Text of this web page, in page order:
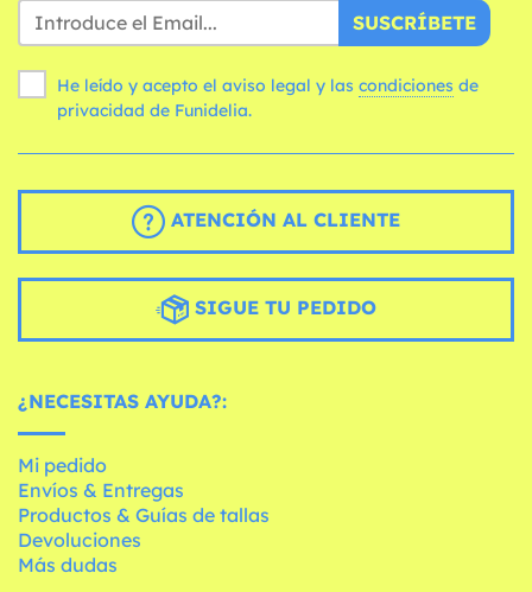
SUSCRÍBETE
He leído y acepto el aviso legal y las condiciones
privacidad de Funidelia.
ATENCIÓN AL CLIENTE
SIGUE TU PEDIDO
¿NECESITAS AYUDA?:
Mi pedido
Envíos & Entregas
Productos & Guías de tallas
Devoluciones
Más dudas